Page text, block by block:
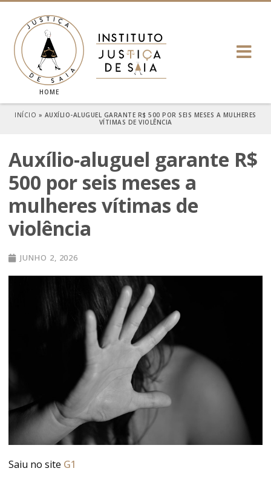
HOME
INÍCIO » AUXÍLIO-ALUGUEL GARANTE R$ 500 POR SEIS MESES A MULHERES
VÍTIMAS DE VIOLÊNCIA
Auxílio-aluguel garante R$
500 por seis meses a
mulheres vítimas de
violência
JUNHO 2, 2026
Saiu no site G1